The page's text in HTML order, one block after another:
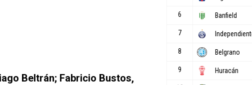
Beltrán; Fabricio Bustos,